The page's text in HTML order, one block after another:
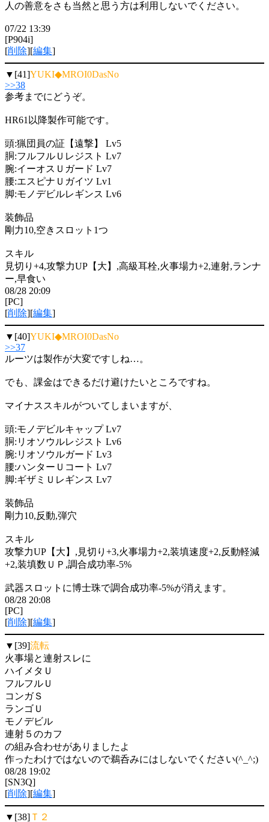
人の善意をさも当然と思う方は利用しないでください。
07/22 13:39
[P904i]
[削除][編集]
▼[41]YUKI◆MROI0DasNo
>>38
参考までにどうぞ。
HR61以降製作可能です。
頭:猟団員の証【遠撃】 Lv5
胴:フルフルＵレジスト Lv7
腕:イーオスＵガード Lv7
腰:エスピナＵガイツ Lv1
脚:モノデビルレギンス Lv6
装飾品
剛力10,空きスロット1つ
スキル
見切り+4,攻撃力UP【大】,高級耳栓,火事場力+2,連射,ランナ
ー,早食い
08/28 20:09
[PC]
[削除][編集]
▼[40]YUKI◆MROI0DasNo
>>37
ルーツは製作が大変ですしね…。
でも、課金はできるだけ避けたいところですね。
マイナススキルがついてしまいますが、
頭:モノデビルキャップ Lv7
胴:リオソウルレジスト Lv6
腕:リオソウルガード Lv3
腰:ハンターＵコート Lv7
脚:ギザミＵレギンス Lv7
装飾品
剛力10,反動,弾穴
スキル
攻撃力UP【大】,見切り+3,火事場力+2,装填速度+2,反動軽減
+2,装填数ＵＰ,調合成功率-5%
武器スロットに博士珠で調合成功率-5%が消えます。
08/28 20:08
[PC]
[削除][編集]
▼[39]流転
火事場と連射スレに
ハイメタＵ
フルフルＵ
コンガＳ
ランゴＵ
モノデビル
連射５のカフ
の組み合わせがありましたよ
作ったわけではないので鵜呑みにはしないでください(^_^;)
08/28 19:02
[SN3Q]
[削除][編集]
▼[38] Ｔ２